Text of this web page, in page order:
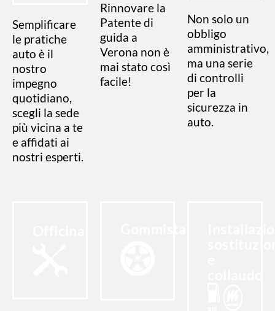
Semplificare
le pratiche
auto è il
nostro
impegno
quotidiano,
scegli la sede
più vicina a te
e affidati ai
nostri esperti.
Rinnovare la
Patente di
guida a
Verona non è
mai stato così
facile!
Non solo un
obbligo
amministrativo,
ma una serie
di controlli
per la
sicurezza in
auto.